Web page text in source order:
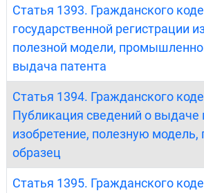
Статья 1393. Гражданского
государственной регистрации
полезной модели,
выдача патента
Статья 1394. Гражданского
Публикация сведений о выдаче
изобретение, полезную
образец
Статья 1395. Гражданского